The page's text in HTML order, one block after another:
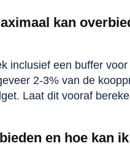
kan
inclusief een buffer
2-3% van de
Laat dit vooraf
en hoe kan